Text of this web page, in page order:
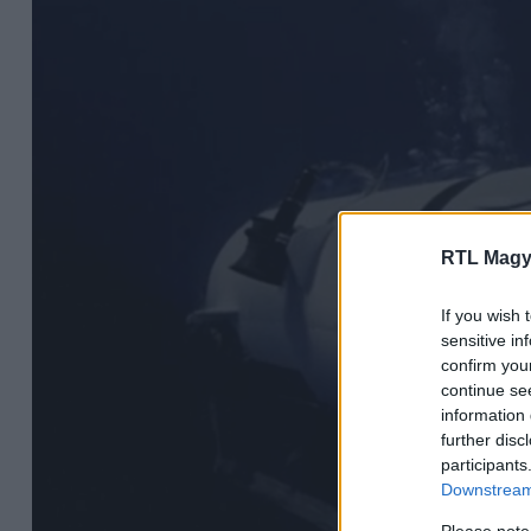
RTL
If you wish
sensitive
confirm
continue
information
further